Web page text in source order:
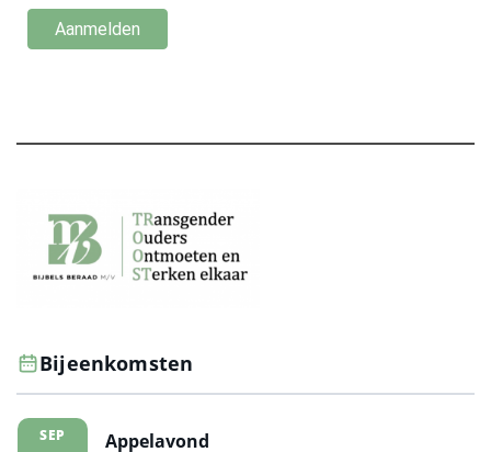
Bijeenkomsten
SEP Appelavond